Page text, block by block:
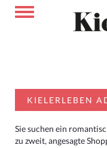
KIELERLEBEN
Sie suchen ein
zu zweit, angesagte